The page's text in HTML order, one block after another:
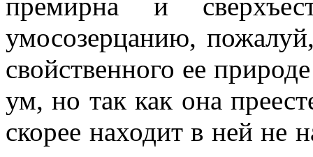
умосозерцанию,
свойственного ее
ум, но так как она
скорее находит в ней не